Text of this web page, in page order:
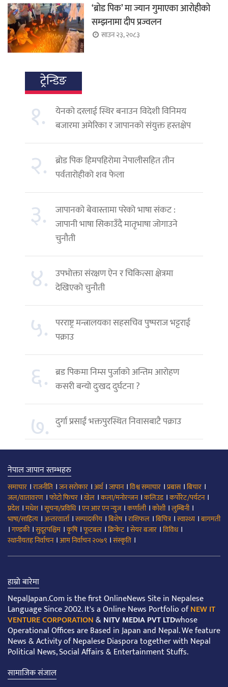
‘ब्रोड पिक’ मा ज्यान गुमाएका आरोहीको
सम्झनामा दीप प्रज्वलन
साउन २३, २०८३
ट्रेन्डिङ
१.
येनको दरलाई स्थिर बनाउन विदेशी विनिमय
बजारमा अमेरिका र जापानको संयुक्त हस्तक्षेप
२. ब्रोड पिक हिमपहिरोमा नेपालीसहित तीन
पर्वतारोहीको शव फेला
३.
जापानको बेवास्तामा परेको भाषा संकट :
जापानी भाषा सिकाउँदै मातृभाषा जोगाउने
चुनौती
४. उपभोक्ता संरक्षण ऐन र चिकित्सा क्षेत्रमा
देखिएको चुनौती
५. परराष्ट्र मन्त्रालयका सहसचिव पुष्पराज भट्टराई
पक्राउ
६. ब्रड पिकमा निम्स पुर्जाको अन्तिम आरोहण
कसरी बन्यो दुःखद दुर्घटना ?
७. दुर्गा प्रसाईं भक्तपुरस्थित निवासबाटै पक्राउ
नेपाल जापान स्तम्भहरु
समाचार ।राजनीति ।जन सरोकार ।अर्थ।जापान।विश्व समाचार ।प्रबास।बिचार ।
जल/वातावरण ।फोटो फिचर ।खेल ।कला/मनोरन्जन।कलिउड।कर्पोरेट/पर्यटन।
प्रदेश।मधेश।सूचना/प्रविधि।एन आर एन न्युज।कर्णाली।कोशी।लुम्बिनी।
भाषा/साहित्य ।अन्तरवार्ता।सम्पादकीय ।बिशेष।राशिफल ।बिचित्र।स्वास्थ्य ।बागमती
।गण्डकी।सुदूरपश्चिम ।कृषि।फूटबल ।क्रिकेट।सेयर बजार ।विविध।
स्थानीयतह निर्वाचन।आम निर्वाचन २०७९ ।संस्कृति ।
हाम्रो बारेमा
NepalJapan.Com is the first OnlineNews Site in Nepalese
Language Since 2002. It's a Online News Portfolio ofNEW IT
VENTURE CORPORATION&NITV MEDIA PVT LTDwhose
Operational Offices are Based in Japan and Nepal. We feature
News & Activity of Nepalese Diaspora together with Nepal
Political News, Social Affairs & Entertainment Stuffs.
सामाजिक संजाल